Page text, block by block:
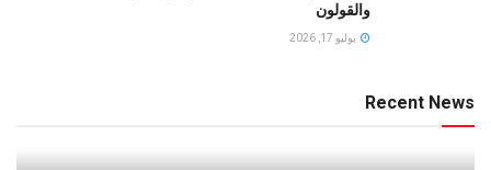
والقولون
يوليو 17, 2026
Recent News